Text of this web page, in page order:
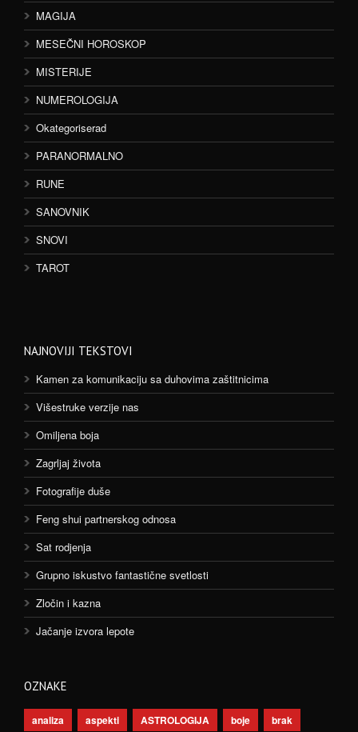
MAGIJA
MESEČNI HOROSKOP
MISTERIJE
NUMEROLOGIJA
Okategoriserad
PARANORMALNO
RUNE
SANOVNIK
SNOVI
TAROT
NAJNOVIJI TEKSTOVI
Kamen za komunikaciju sa duhovima zaštitnicima
Višestruke verzije nas
Omiljena boja
Zagrljaj života
Fotografije duše
Feng shui partnerskog odnosa
Sat rodjenja
Grupno iskustvo fantastične svetlosti
Zločin i kazna
Jačanje izvora lepote
OZNAKE
analiza aspekti ASTROLOGIJA boje
brak